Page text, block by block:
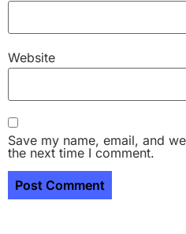
Website
Save my name, email, and
the next time I comment.